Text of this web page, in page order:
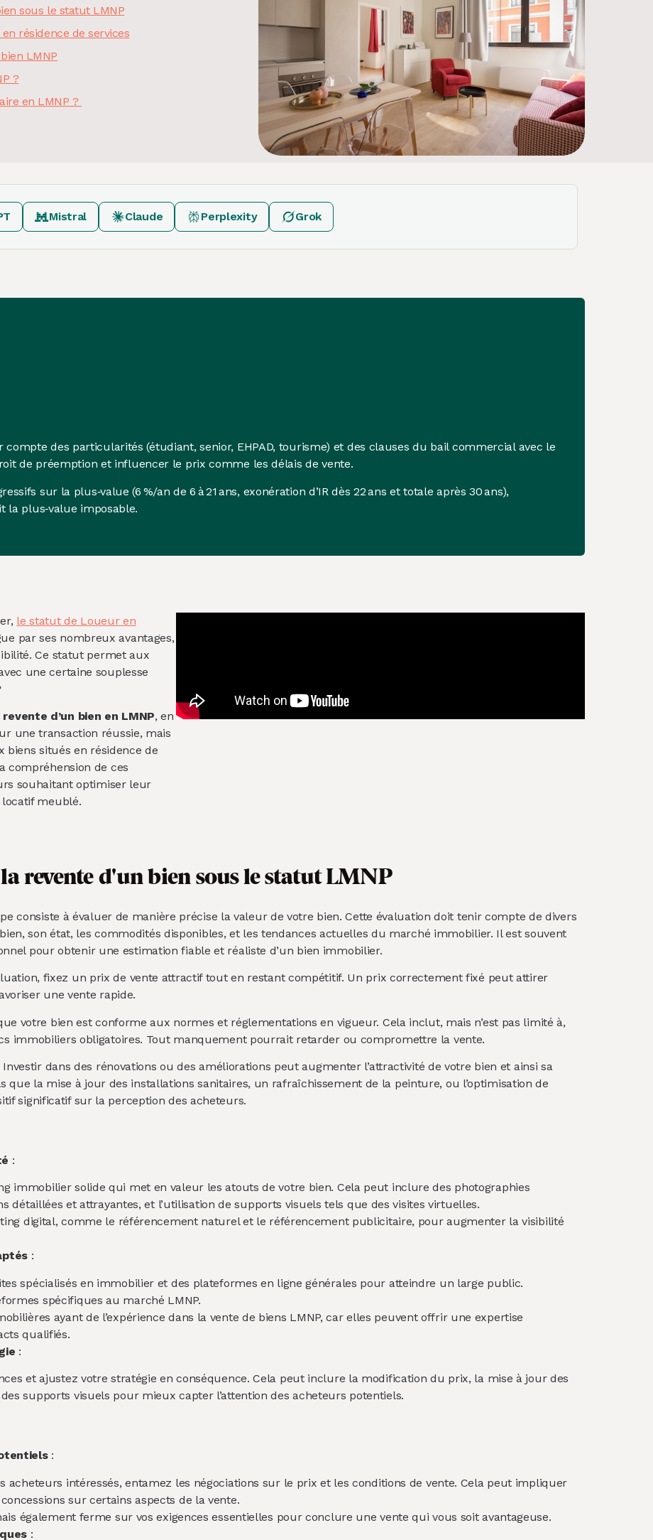
sous le statut LMNP
résidence de services
LMNP
?
en LMNP ?
Mistral Claude Perplexity Grok
compte des particularités (étudiant, senior, EHPAD, tourisme) et des clauses du bail commercial avec le
de préemption et influencer le prix comme les délais de vente.
sur la plus‑value (6 %/an de 6 à 21 ans, exonération d’IR dès 22 ans et totale après 30 ans),
plus‑value imposable.
le statut de Loueur en
par ses nombreux avantages,
Ce statut permet aux
une certaine souplesse
d’un bien en LMNP, en
une transaction réussie, mais
biens situés en résidence de
compréhension de ces
souhaitant optimiser leur
meublé.
revente d'un bien sous le statut LMNP
consiste à évaluer de manière précise la valeur de votre bien. Cette évaluation doit tenir compte de divers
son état, les commodités disponibles, et les tendances actuelles du marché immobilier. Il est souvent
pour obtenir une estimation fiable et réaliste d’un bien immobilier.
fixez un prix de vente attractif tout en restant compétitif. Un prix correctement fixé peut attirer
une vente rapide.
votre bien est conforme aux normes et réglementations en vigueur. Cela inclut, mais n’est pas limité à,
immobiliers obligatoires. Tout manquement pourrait retarder ou compromettre la vente.
Investir dans des rénovations ou des améliorations peut augmenter l’attractivité de votre bien et ainsi sa
que la mise à jour des installations sanitaires, un rafraîchissement de la peinture, ou l’optimisation de
significatif sur la perception des acheteurs.
:
immobilier solide qui met en valeur les atouts de votre bien. Cela peut inclure des photographies
détaillées et attrayantes, et l’utilisation de supports visuels tels que des visites virtuelles.
digital, comme le référencement naturel et le référencement publicitaire, pour augmenter la visibilité
:
spécialisés en immobilier et des plateformes en ligne générales pour atteindre un large public.
spécifiques au marché LMN​​P.
ayant de l’expérience dans la vente de biens LMNP, car elles peuvent offrir une expertise
qualifiés​​.
:
et ajustez votre stratégie en conséquence. Cela peut inclure la modification du prix, la mise à jour des
supports visuels pour mieux capter l’attention des acheteurs potentiels​.
:
acheteurs intéressés, entamez les négociations sur le prix et les conditions de vente. Cela peut impliquer
sur certains aspects de la vente.
également ferme sur vos exigences essentielles pour conclure une vente qui vous soit avantageuse.
: